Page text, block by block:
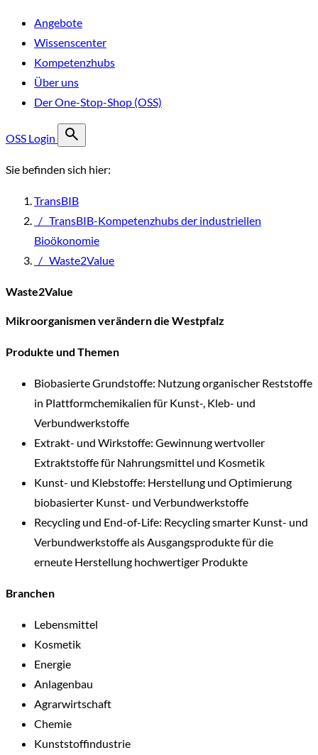
Angebote
Wissenscenter
Kompetenzhubs
Über uns
Der One-Stop-Shop (OSS)
OSS Login
Sie befinden sich hier:
TransBIB
/ TransBIB-Kompetenzhubs der industriellen
Bioökonomie
/ Waste2Value
Waste2Value
Mikroorganismen verändern die Westpfalz
Produkte und Themen
Biobasierte Grundstoffe: Nutzung organischer Reststoffe
in Plattformchemikalien für Kunst-, Kleb- und
Verbundwerkstoffe
Extrakt- und Wirkstoffe: Gewinnung wertvoller
Extraktstoffe für Nahrungsmittel und Kosmetik
Kunst- und Klebstoffe: Herstellung und Optimierung
biobasierter Kunst- und Verbundwerkstoffe
Recycling und End-of-Life: Recycling smarter Kunst- und
Verbundwerkstoffe als Ausgangsprodukte für die
erneute Herstellung hochwertiger Produkte
Branchen
Lebensmittel
Kosmetik
Energie
Anlagenbau
Agrarwirtschaft
Chemie
Kunststoffindustrie